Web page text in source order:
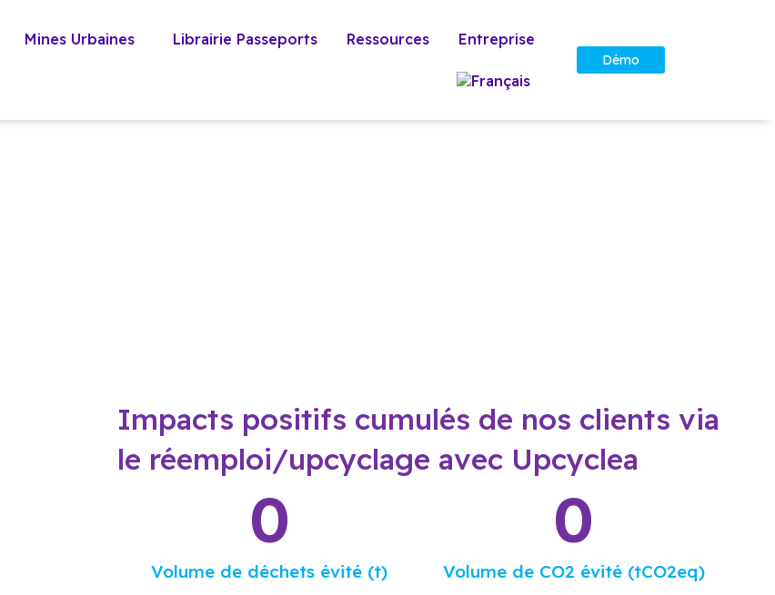
Mines Urbaines Librairie Passeports Ressources Entreprise
Démo
Impacts positifs cumulés de nos clients via
le réemploi/upcyclage avec Upcyclea
Volume de déchets évité (t)
0
Volume de CO2 évité (tCO2eq)
0